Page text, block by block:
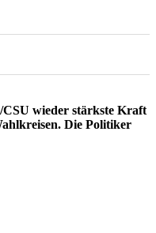
wieder stärkste Kraft
Die Politiker